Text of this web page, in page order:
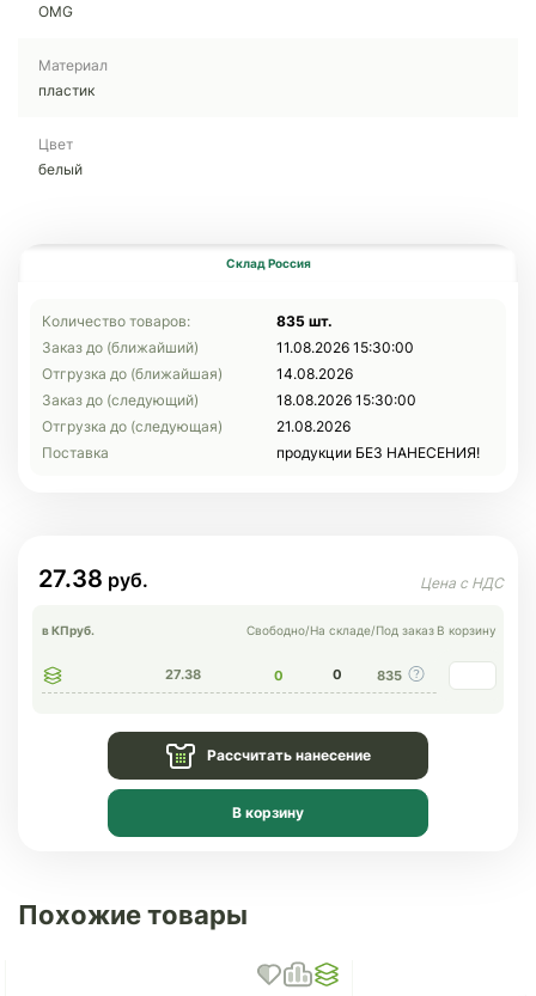
OMG
Материал
пластик
Цвет
белый
Склад Россия
Количество товаров:
835 шт.
Заказ до (ближайший)
11.08.2026 15:30:00
Отгрузка до (ближайшая)
14.08.2026
Заказ до (следующий)
18.08.2026 15:30:00
Отгрузка до (следующая)
21.08.2026
Поставка
продукции БЕЗ НАНЕСЕНИЯ!
27.38
в КПруб. Свободно/На складе/Под заказ В корзину
27.38 0 0 835
Рассчитать нанесение
В корзину
Похожие товары